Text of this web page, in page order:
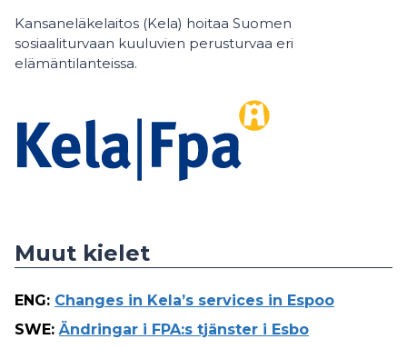
Kansaneläkelaitos (Kela) hoitaa Suomen
sosiaaliturvaan kuuluvien perusturvaa eri
elämäntilanteissa.
Muut kielet
ENG: Changes in Kela’s services in Espoo
SWE: Ändringar i FPA:s tjänster i Esbo